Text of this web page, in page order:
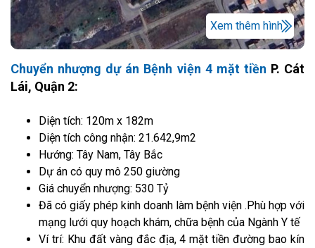
Xem thêm hình
Chuyển nhượng dự án Bệnh viện 4 mặt tiền P. Cát
Lái, Quận 2:
Diện tích: 120m x 182m
Diện tích công nhận: 21.642,9m2
Hướng: Tây Nam, Tây Bắc
Dự án có quy mô 250 giường
Giá chuyển nhượng: 530 Tỷ
Đã có giấy phép kinh doanh làm bệnh viện .Phù hợp với
mạng lưới quy hoạch khám, chữa bệnh của Ngành Y tế
Ví trí: Khu đất vàng đắc địa, 4 mặt tiền đường bao kín